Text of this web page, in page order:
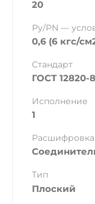
20
Ру/PN —
0,6 (6 кгс/
Стандарт
ГОСТ 12820-
Исполнение
1
Тип
Плоский